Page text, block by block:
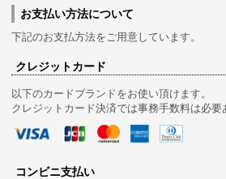
お支払い方法について
下記のお支払方法をご用意しています。
クレジットカード
以下のカードブランドをお使い頂けます。
クレジットカード決済では事務手数料は必要
コンビニ支払い